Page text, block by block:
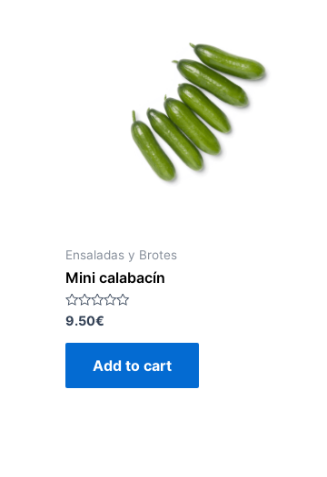
Ensaladas y Brotes
Mini calabacín
Rated
out
9.50€
Add to cart